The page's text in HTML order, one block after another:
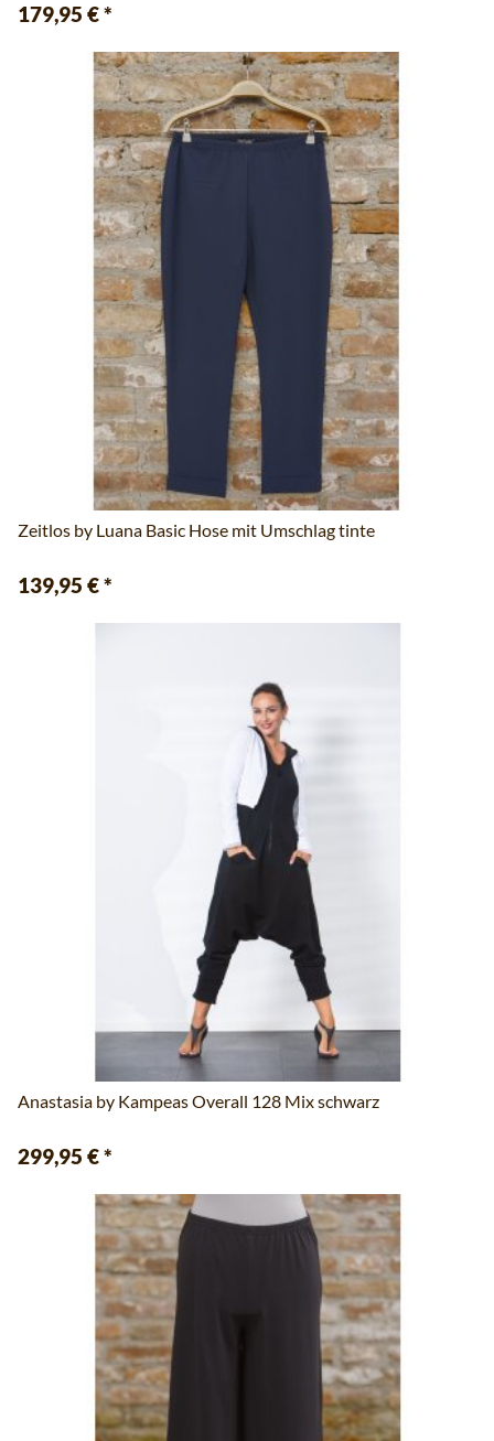
179,95 €*
Zeitlos by Luana Basic Hose mit Umschlag tinte
139,95 €*
Anastasia by Kampeas Overall 128 Mix schwarz
299,95 €*